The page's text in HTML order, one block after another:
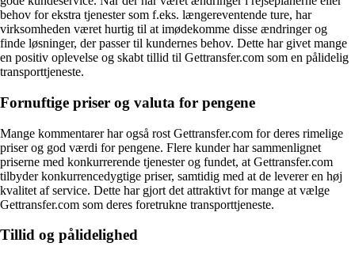
behov for ekstra tjenester som f.eks. længereventende ture, har
virksomheden været hurtig til at imødekomme disse ændringer og
finde løsninger, der passer til kundernes behov. Dette har givet mange
en positiv oplevelse og skabt tillid til Gettransfer.com som en pålidelig
transporttjeneste.
Fornuftige priser og valuta for pengene
Mange kommentarer har også rost Gettransfer.com for deres rimelige
priser og god værdi for pengene. Flere kunder har sammenlignet
priserne med konkurrerende tjenester og fundet, at Gettransfer.com
tilbyder konkurrencedygtige priser, samtidig med at de leverer en høj
kvalitet af service. Dette har gjort det attraktivt for mange at vælge
Gettransfer.com som deres foretrukne transporttjeneste.
Tillid og pålidelighed